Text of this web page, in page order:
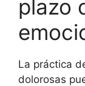
plazo
La práctica
dolorosas